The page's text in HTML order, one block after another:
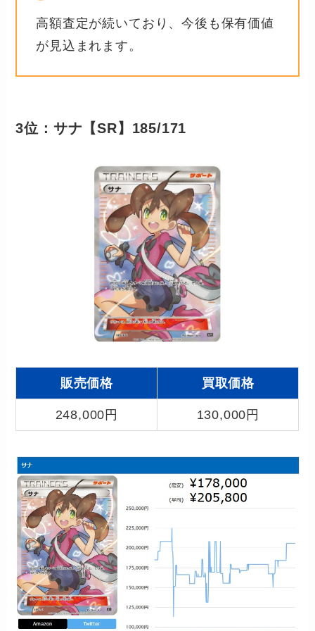
高額査定が続いており、今後も保有価値
が見込まれます。
3位：サナ【SR】185/171
販売価格 買取価格
248,000円 130,000円